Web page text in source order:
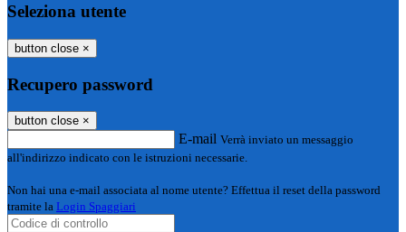
Seleziona utente
button close ×
Recupero password
button close ×
E-mail Verrà inviato un messaggio
all'indirizzo indicato con le istruzioni necessarie.
Non hai una e-mail associata al nome utente? Effettua il reset della password
tramite la Login Spaggiari